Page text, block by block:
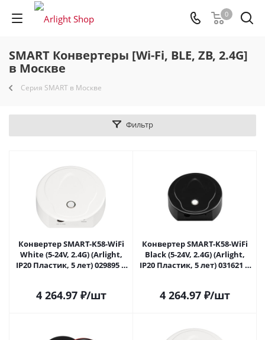
0
SMART Конвертеры [Wi-Fi, BLE, ZB, 2.4G]
в Москве
Серия SMART в Москве
Фильтр
Конвертер SMART-K58-WiFi
White (5-24V, 2.4G) (Arlight,
IP20 Пластик, 5 лет) 029895 в
4 264.97₽/шт
Конвертер SMART-K58-WiFi
Black (5-24V, 2.4G) (Arlight,
IP20 Пластик, 5 лет) 031621 в
4 264.97₽/шт